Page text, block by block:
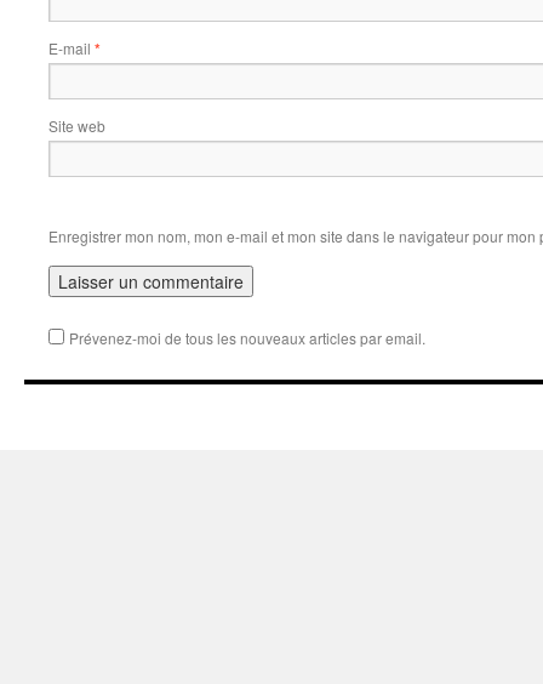
E-mail *
Site web
Enregistrer mon nom, mon e-mail et mon site dans le navigateur pour
Prévenez-moi de tous les nouveaux articles par email.